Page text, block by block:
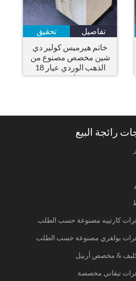
تفاصيل
تحقيق
خاتم هيرميس كولير دي
شين مخصص مصنوع من
الذهب الوردي عيار 18
موديل صغير
رائجة البيع
كارتييه مصنوعة حسب الطلب
بولغري مصنوعة حسب الطلب
& مخصص أربيل
تيفاني مخصصة